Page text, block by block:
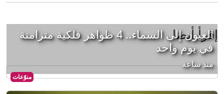
إقرأ أيضا
منوّعات
العيون إلى السماء.. 4 ظواهر فلكية متزامنة
في يوم واحد
منذ ساعة